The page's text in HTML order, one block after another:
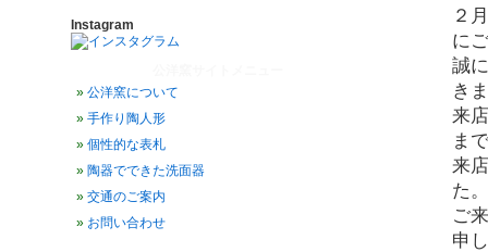
Instagram
公洋窯について
手作り陶人形
個性的な表札
陶器でできた洗面器
交通のご案内
お問い合わせ
２
に
誠
き
来
ま
来
た。
ご
申